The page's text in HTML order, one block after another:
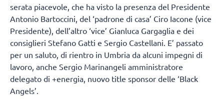
serata piacevole, che ha visto la presenza del Presidente
Antonio Bartoccini, del ‘padrone di casa’ Ciro Iacone (vice
Presidente), dell’altro ‘vice’ Gianluca Gargaglia e dei
consiglieri Stefano Gatti e Sergio Castellani. E’ passato
per un saluto, di rientro in Umbria da alcuni impegni di
lavoro, anche Sergio Marinangeli amministratore
delegato di +energia, nuovo title sponsor delle ‘Black
Angels’.